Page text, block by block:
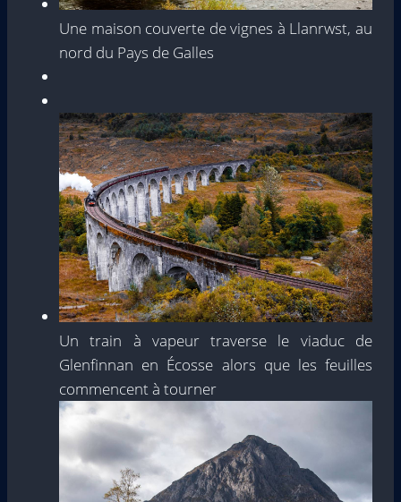
Une maison couverte de vignes à Llanrwst, au
nord du Pays de Galles
Un train à vapeur traverse le viaduc de
Glenfinnan en Écosse alors que les feuilles
commencent à tourner